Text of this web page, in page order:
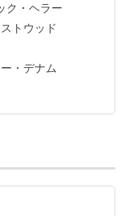
クリストファ
の映画です。
） 人里離れ
なり、ガソリン
じように車のト
ク・ヘラー
トウッド
・デナム